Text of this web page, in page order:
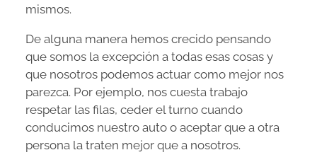
mismos.​
De alguna manera hemos crecido pensando
que somos la excepción a todas esas cosas y
que nosotros podemos actuar como mejor nos
parezca. Por ejemplo, nos cuesta trabajo
respetar las filas, ceder el turno cuando
conducimos nuestro auto o aceptar que a otra
persona la traten mejor que a nosotros.